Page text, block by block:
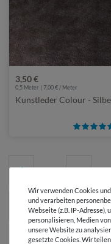
3,50 €
0,5 Meter | 7,00 € / Meter
Kunstleder Colour -
1 ...
Wir verwenden Cookies
und verarbeiten
Webseite (z.B. IP-Adresse),
personalisieren, Medien
unsere Website zu
gesetzte Cookies. Wir